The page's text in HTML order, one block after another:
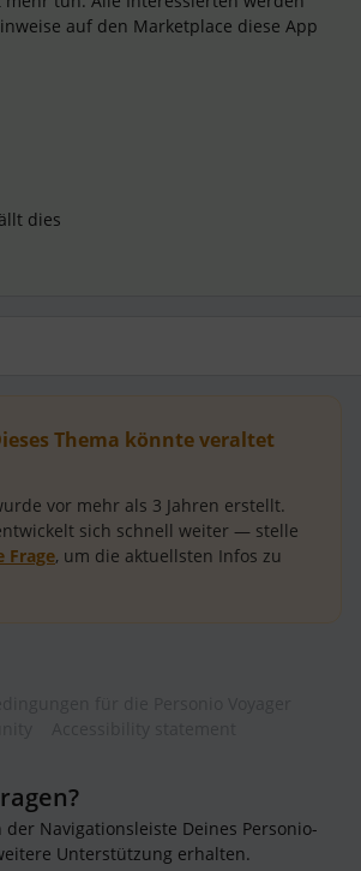
auf den Marketplace diese App
dies
Thema könnte veraltet
vor mehr als 3 Jahren erstellt.
sich schnell weiter — stelle
Frage, um die aktuellsten Infos zu
der Navigationsleiste Deines Personio-
Unterstützung erhalten.